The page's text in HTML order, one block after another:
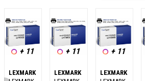
+ 11
LEXMARK
+ 11
LEXMARK
+ 11
LEXMARK